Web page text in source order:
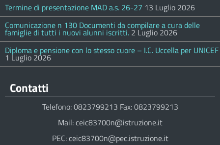
Termine di presentazione MAD a.s. 26-27 13 Luglio 2026
Comunicazione n 130 Documenti da compilare a cura delle
famiglie di tutti i nuovi alunni iscritti. 2 Luglio 2026
Diploma e pensione con lo stesso cuore – I.C. Uccella per UNICEF
1 Luglio 2026
Contatti
Telefono: 0823799213 Fax: 0823799213
Mail: ceic83700n@istruzione.it
PEC: ceic83700n@pec.istruzione.it